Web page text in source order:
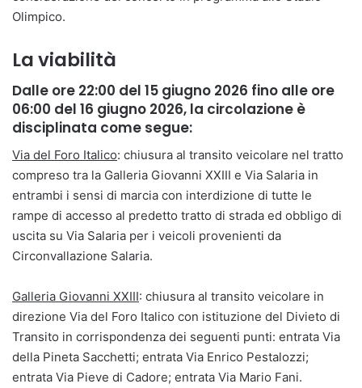
Olimpico.
La viabilità
Dalle ore 22:00 del 15 giugno 2026 fino alle ore
06:00 del 16 giugno 2026, la circolazione è
disciplinata come segue:
Via del Foro Italico: chiusura al transito veicolare nel tratto
compreso tra la Galleria Giovanni XXIII e Via Salaria in
entrambi i sensi di marcia con interdizione di tutte le
rampe di accesso al predetto tratto di strada ed obbligo di
uscita su Via Salaria per i veicoli provenienti da
Circonvallazione Salaria.
Galleria Giovanni XXIII: chiusura al transito veicolare in
direzione Via del Foro Italico con istituzione del Divieto di
Transito in corrispondenza dei seguenti punti: entrata Via
della Pineta Sacchetti; entrata Via Enrico Pestalozzi;
entrata Via Pieve di Cadore; entrata Via Mario Fani.